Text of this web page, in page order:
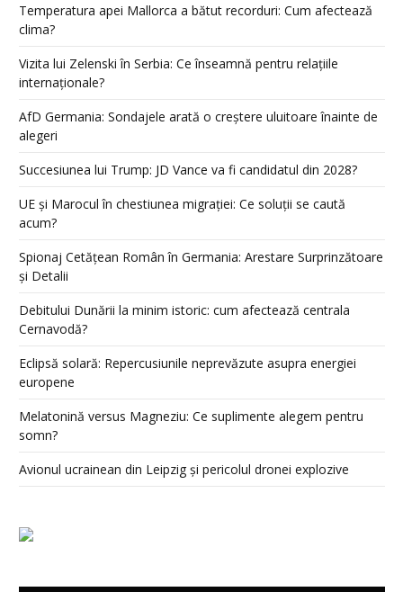
Temperatura apei Mallorca a bătut recorduri: Cum afectează
clima?
Vizita lui Zelenski în Serbia: Ce înseamnă pentru relațiile
internaționale?
AfD Germania: Sondajele arată o creștere uluitoare înainte de
alegeri
Succesiunea lui Trump: JD Vance va fi candidatul din 2028?
UE și Marocul în chestiunea migrației: Ce soluții se caută
acum?
Spionaj Cetățean Român în Germania: Arestare Surprinzătoare
și Detalii
Debitului Dunării la minim istoric: cum afectează centrala
Cernavodă?
Eclipsă solară: Repercusiunile neprevăzute asupra energiei
europene
Melatonină versus Magneziu: Ce suplimente alegem pentru
somn?
Avionul ucrainean din Leipzig și pericolul dronei explozive